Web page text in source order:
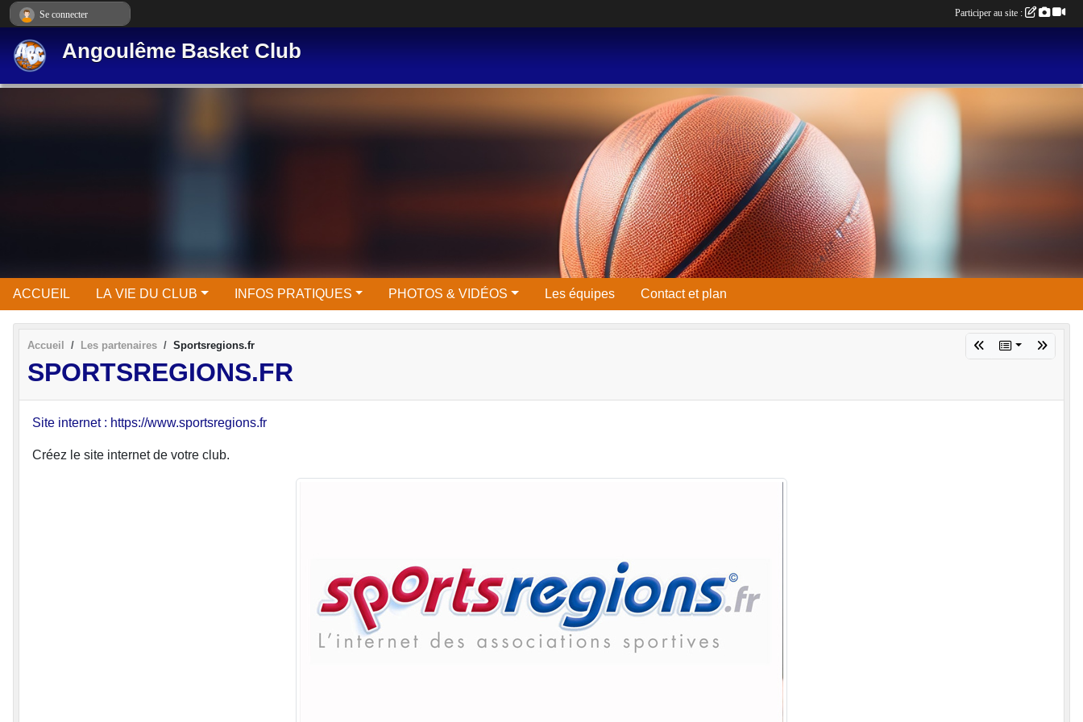
Angoulême Basket Club
ACCUEIL LA VIE DU CLUB INFOS PRATIQUES PHOTOS & VIDÉOS Les équipes Contact et plan
Accueil Les partenaires Sportsregions.fr
SPORTSREGIONS.FR
Site internet : https://www.sportsregions.fr
Créez le site internet de votre club.
Se connecter Participer au site :
Panneau de gestion des cookies